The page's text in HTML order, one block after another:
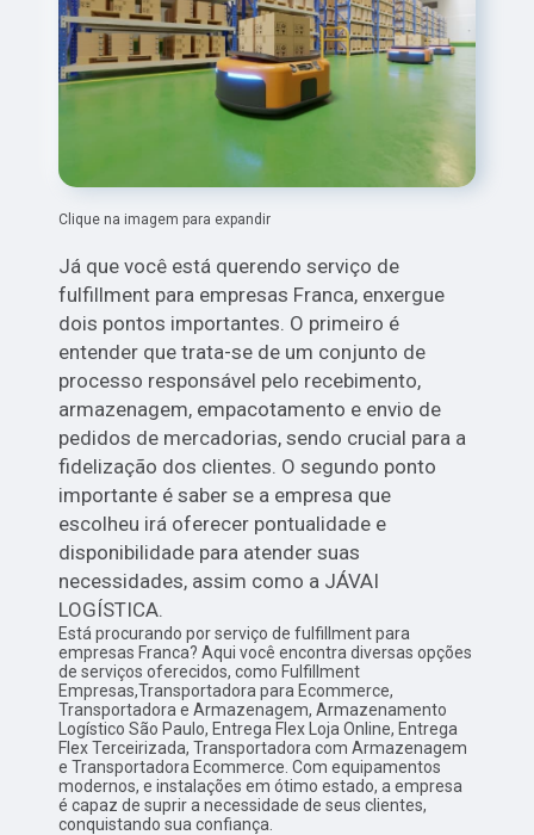
Clique na imagem para expandir
Já que você está querendo serviço de
fulfillment para empresas Franca, enxergue
dois pontos importantes. O primeiro é
entender que trata-se de um conjunto de
processo responsável pelo recebimento,
armazenagem, empacotamento e envio de
pedidos de mercadorias, sendo crucial para a
fidelização dos clientes. O segundo ponto
importante é saber se a empresa que
escolheu irá oferecer pontualidade e
disponibilidade para atender suas
necessidades, assim como a JÁVAI
LOGÍSTICA.
Está procurando por serviço de fulfillment para
empresas Franca? Aqui você encontra diversas opções
de serviços oferecidos, como Fulfillment
Empresas,Transportadora para Ecommerce,
Transportadora e Armazenagem, Armazenamento
Logístico São Paulo, Entrega Flex Loja Online, Entrega
Flex Terceirizada, Transportadora com Armazenagem
e Transportadora Ecommerce. Com equipamentos
modernos, e instalações em ótimo estado, a empresa
é capaz de suprir a necessidade de seus clientes,
conquistando sua confiança.